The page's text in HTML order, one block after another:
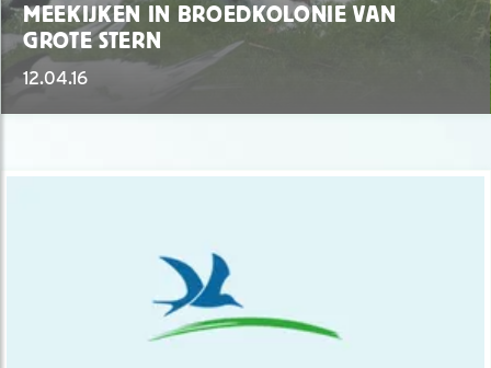
MEEKIJKEN IN BROEDKOLONIE VAN
GROTE STERN
12.04.16